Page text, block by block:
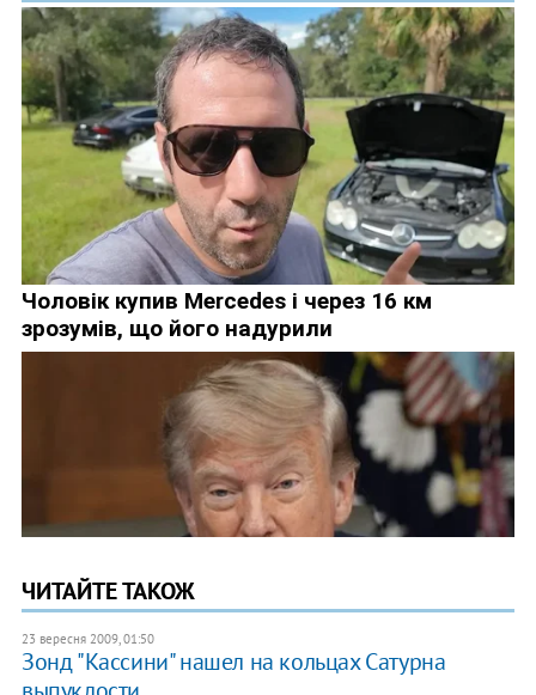
ЧИТАЙТЕ ТАКОЖ
23 вересня 2009, 01:50
Зонд "Кассини" нашел на кольцах Сатурна